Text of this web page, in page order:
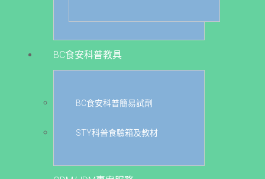
BC食安科普教具
BC食安科普簡易試劑
STY科普食驗箱及教材